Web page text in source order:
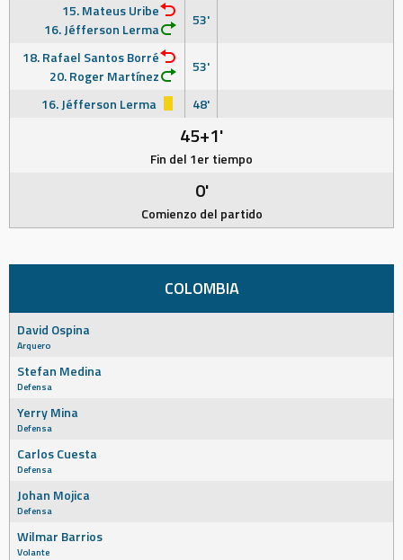
15. Mateus Uribe
16. Jéfferson Lerma
53'
18. Rafael Santos Borré
20. Roger Martínez
53'
16. Jéfferson Lerma
48'
45+1'
Fin del 1er tiempo
0'
Comienzo del partido
COLOMBIA
David Ospina
Arquero
Stefan Medina
Defensa
Yerry Mina
Defensa
Carlos Cuesta
Defensa
Johan Mojica
Defensa
Wilmar Barrios
Volante